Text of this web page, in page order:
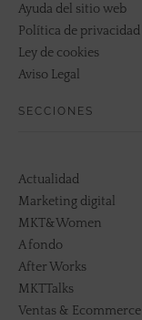
Ayuda del sitio web
Política de privacidad
Ley de cookies
Aviso Legal
SECCIONES
Actualidad
Marketing digital
MKT&Women
A fondo
After Works
MKTTalks
Ventas & Ecommerce